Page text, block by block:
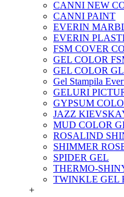
CANNI NEW
CANNI PAINT
EVERIN
EVERIN
FSM COVER
GEL COLOR
GEL COLOR
Gel Stampila
GELURI
GYPSUM
JAZZ
MUD COLOR
ROSALIND
SHIMMER
SPIDER GEL
THERMO-
TWINKLE GEL
+